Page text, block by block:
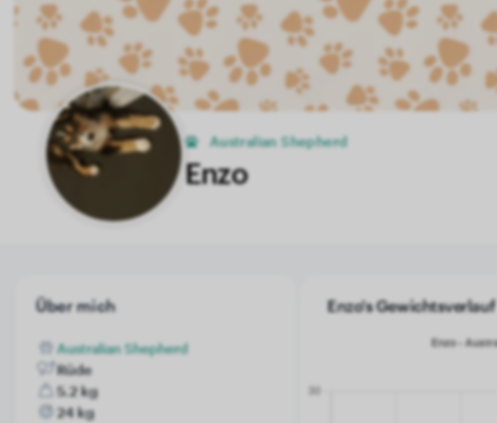
Australian Shepherd
Enzo
Über mich
Australian Shepherd
Rüde
5.2 kg
24 kg
Enzo's Gewichtsverlauf